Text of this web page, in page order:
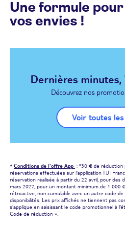
Une formule
vos envies !
Dernières minutes,
Découvrez nos
Voir toutes
* Conditions de l'offre App : *30 € de réduction
réservations effectuées sur l'application TUI
réservation réalisée à partir du 22 avril, pour des
mars 2027, pour un montant minimum de 1 000
rétroactive, non cumulable avec un autre code
disponibilités. Les prix affichés ne tiennent pas
s'applique en saisissant le code promotionnel à
Code de réduction ».